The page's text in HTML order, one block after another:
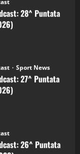
28^ Puntata
27^ Puntata
26^ Puntata